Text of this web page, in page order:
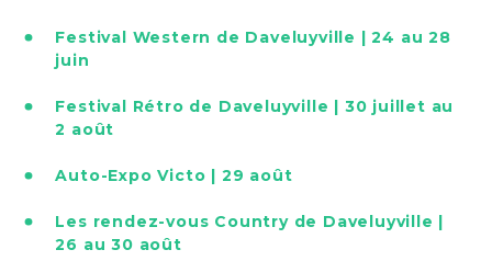
Festival Western de Daveluyville | 24 au 28
juin
Festival Rétro de Daveluyville | 30 juillet au
2 août
Auto-Expo Victo | 29 août
Les rendez-vous Country de Daveluyville |
26 au 30 août